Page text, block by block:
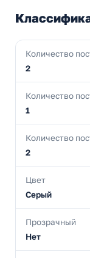
Количество
2
Количество
1
Количество
2
Цвет
Серый
Прозрачный
Нет